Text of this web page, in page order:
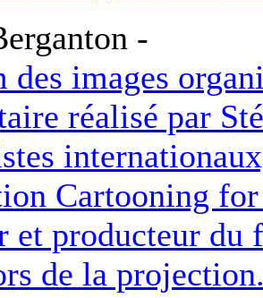
-
des images
réalisé par
Cartooning for
et producteur
de la